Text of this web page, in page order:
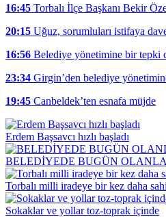
16:45 Torbalı İlçe Başkanı Bekir
20:15 Uğuz, sorumluları istifaya
16:56 Belediye yönetimine bir tepki
23:34 Girgin’den belediye
19:45 Canbeldek’ten esnafa müjde
Erdem Başsavcı hızlı başladı
BELEDİYEDE BUGÜN
Torbalı milli iradeye bir kez daha
Sokaklar ve yollar toz-toprak içinde